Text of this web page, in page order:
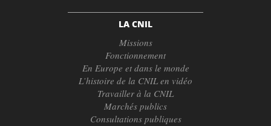
LA CNIL
Missions
Fonctionnement
En Europe et dans le monde
L’histoire de la CNIL en vidéo
Travailler à la CNIL
Marchés publics
Consultations publiques